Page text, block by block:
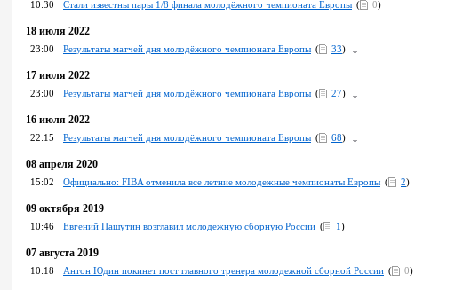
10:30 Стали известны пары 1/8 финала молодёжного чемпионата Европы ( 0)
18 июля 2022
23:00 Результаты матчей дня молодёжного чемпионата Европы ( 33)
17 июля 2022
23:00 Результаты матчей дня молодёжного чемпионата Европы ( 27)
16 июля 2022
22:15 Результаты матчей дня молодёжного чемпионата Европы ( 68)
08 апреля 2020
15:02 Официально: FIBA отменила все летние молодежные чемпионаты Европы ( 2)
09 октября 2019
10:46 Евгений Пашутин возглавил молодежную сборную России ( 1)
07 августа 2019
10:18 Антон Юдин покинет пост главного тренера молодежной сборной России ( 0)